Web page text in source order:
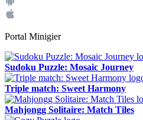
Portal Minigier
Sudoku Puzzle: Mosaic Journey
Triple match: Sweet Harmony
Mahjongg Solitaire: Match Tiles